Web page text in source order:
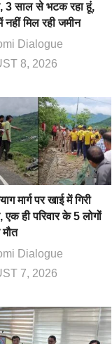
3 साल से भटक रहा हूं,
नहीं मिल रही जमीन
Dialogue
8, 2026
मार्ग पर खाई में गिरी
एक ही परिवार के 5 लोगों
मौत
Dialogue
7, 2026